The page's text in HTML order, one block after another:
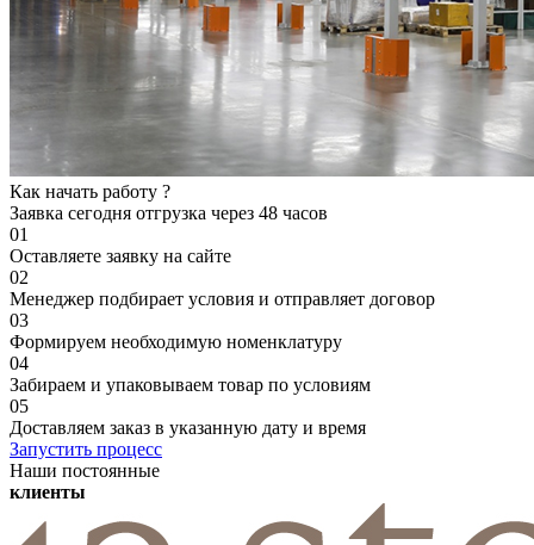
Как начать работу ?
Заявка сегодня отгрузка через 48 часов
01
Оставляете заявку на сайте
02
Менеджер подбирает условия и отправляет договор
03
Формируем необходимую номенклатуру
04
Забираем и упаковываем товар по условиям
05
Доставляем заказ в указанную дату и время
Запустить процесс
Наши постоянные
клиенты